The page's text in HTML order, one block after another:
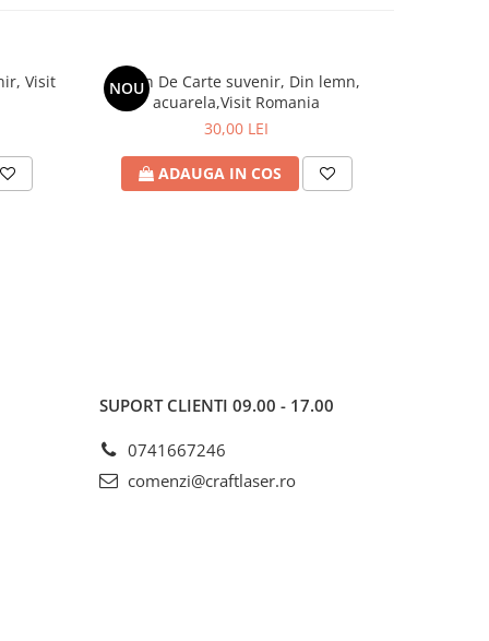
Visit NOU
Semn De Carte suvenir, Din lemn,
acuarela,Visit Romania
30,00 LEI
ADAUGA IN COS
SUPORT CLIENTI 09.00 - 17.00
0741667246
comenzi@craftlaser.ro